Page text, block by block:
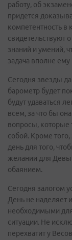
работу, об
придется
компетентность в
свидетельствуют
знаний и умений,
задача вполне ему
Сегодня звезды
барометр будет
будут удаваться
всем, за что бы
вопросы, которые
собой. Кроме
день для того,
желании для Девы
обаянием.
Сегодня залогом
День не наделяет
необходимыми для
ситуации. Не
перехватит у